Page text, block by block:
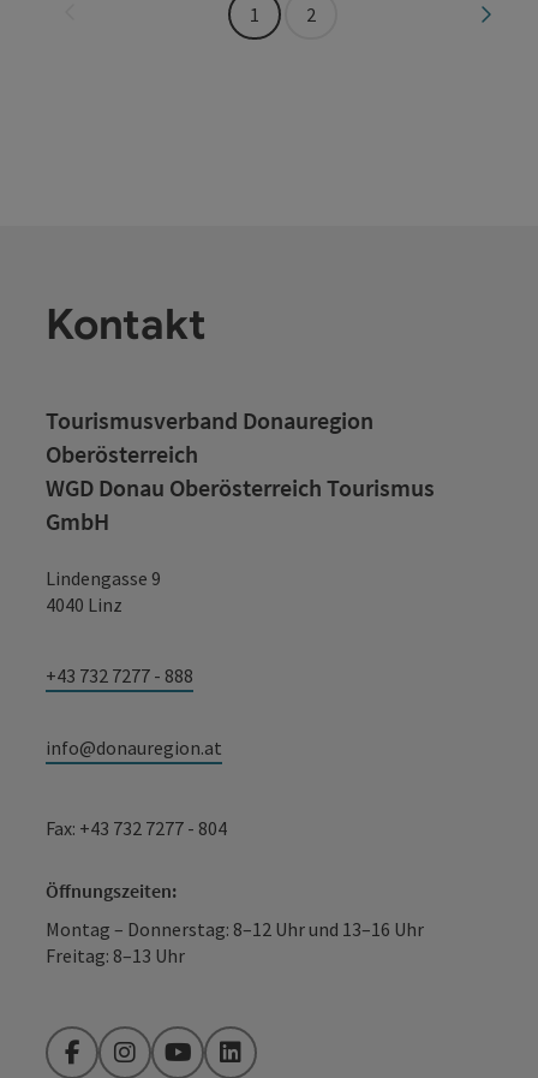
1 2 Seite
Kontakt
Tourismusverband Donauregion
Oberösterreich
WGD Donau Oberösterreich Tourismus
GmbH
Lindengasse 9
4040 Linz
+43 732 7277 - 888
info@donauregion.at
Fax: +43 732 7277 - 804
Öffnungszeiten:
Montag – Donnerstag: 8–12 Uhr und 13–16 Uhr
Freitag: 8–13 Uhr
FacebookInstagramYouTubeLinkedIn